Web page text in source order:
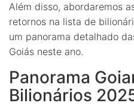
Além disso, abordaremos
retornos na lista de
um panorama detalhado
Goiás neste ano.
Panorama
Bilionários